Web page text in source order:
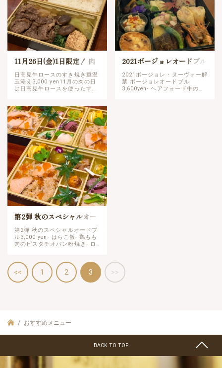
11月26日(金)1日限定！ 肉
日高見牛ロースのすき焼き重温
玉添え3,000 yen11月の肉の日
は日高見牛ロースを使ったすき
を一段と引き立てます！肉の旨
味とだしが染み込ん…
2021ボージョレオードブル
2021ボージョレ・ヌーヴォー解
禁 ボージョレオードブル
3,600yen- ヘアフォード牛のス
第2弾 秋のスペシャルオー
第2弾 秋のスペシャルオードブ
ル3,000 yen- はらこ飯- 鶏もも
肉のピスタチオパン粉焼き- ロ
ェット ベトナム風- 小柱の焼
売-…
<< 1 2 3 >>
おすすめメニュー
BACK TO TOP